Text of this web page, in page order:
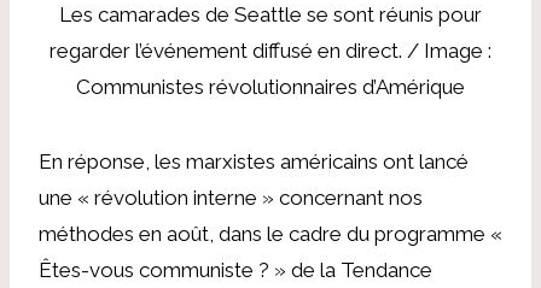
Les camarades de Seattle se sont réunis pour
regarder l’événement diffusé en direct. / Image :
Communistes révolutionnaires d’Amérique
En réponse, les marxistes américains ont lancé
une « révolution interne » concernant nos
méthodes en août, dans le cadre du programme «
Êtes-vous communiste ? » de la Tendance